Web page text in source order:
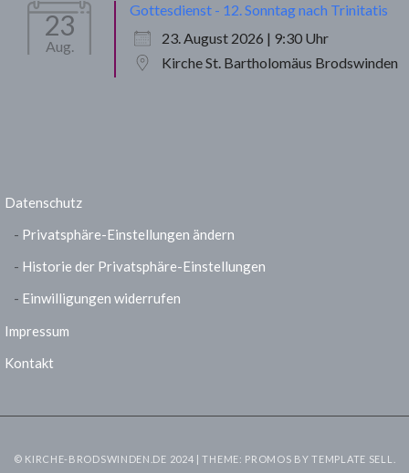
23
Aug.
Gottesdienst - 12. Sonntag nach Trinitatis
23. August 2026 | 9:30 Uhr
Kirche St. Bartholomäus Brodswinden
Datenschutz
Privatsphäre-Einstellungen ändern
Historie der Privatsphäre-Einstellungen
Einwilligungen widerrufen
Impressum
Kontakt
© KIRCHE-BRODSWINDEN.DE 2024 | THEME: PROMOS BYTEMPLATE SELL